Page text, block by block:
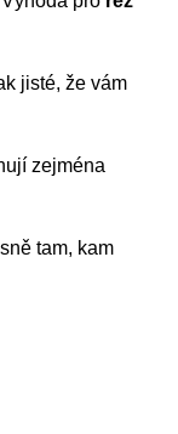
jisté, že vám
zejména
tam, kam